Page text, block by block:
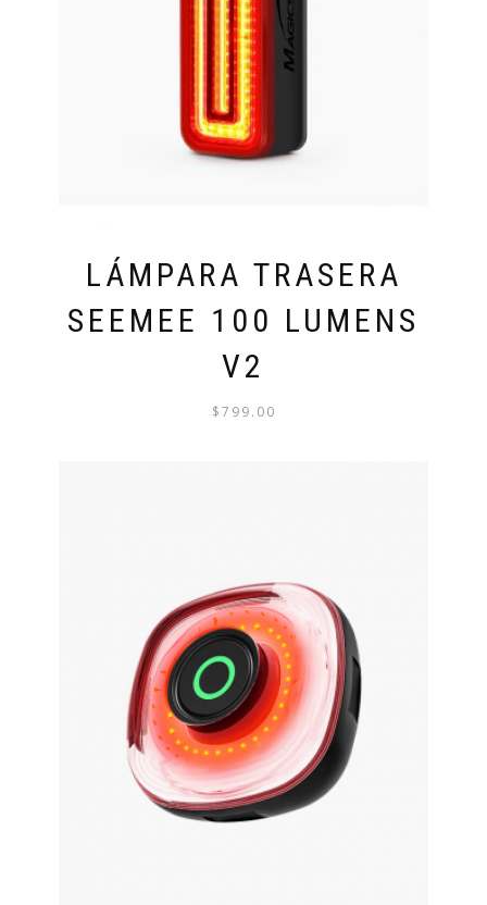
LÁMPARA TRASERA
SEEMEE 100 LUMENS
V2
$799.00